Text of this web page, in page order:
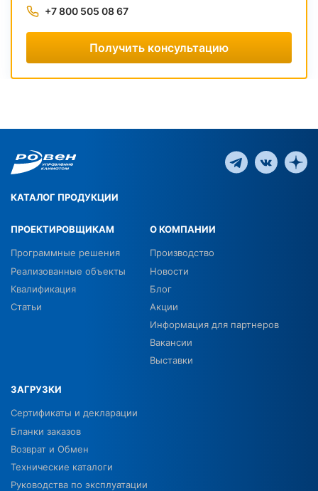
+7 800 505 08 67
Получить консультацию
КАТАЛОГ ПРОДУКЦИИ
ПРОЕКТИРОВЩИКАМ
Программные решения
Реализованные объекты
Квалификация
Статьи
О КОМПАНИИ
Производство
Новости
Блог
Акции
Информация для партнеров
Вакансии
Выставки
ЗАГРУЗКИ
Сертификаты и декларации
Бланки заказов
Возврат и Обмен
Технические каталоги
Руководства по эксплуатации